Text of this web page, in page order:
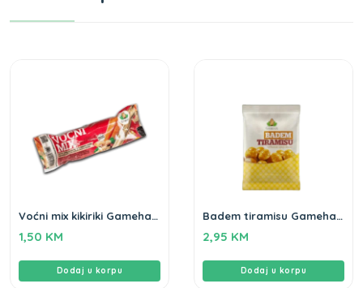
Voćni mix kikiriki Gameha
1,50 KM
Dodaj u korpu
Badem tiramisu Gameha
2,95 KM
Dodaj u korpu